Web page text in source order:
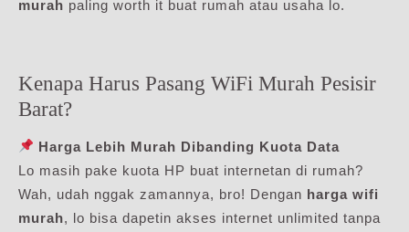
murah paling worth it buat rumah atau usaha lo.
Kenapa Harus Pasang WiFi Murah Pesisir
Barat?
Harga Lebih Murah Dibanding Kuota Data
Lo masih pake kuota HP buat internetan di rumah?
Wah, udah nggak zamannya, bro! Dengan harga wifi
murah, lo bisa dapetin akses internet unlimited tanpa